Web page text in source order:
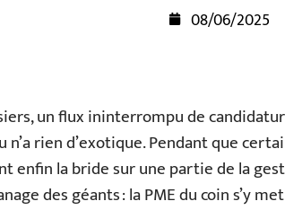
08/06/2025
un flux ininterrompu de
rien d’exotique. Pendant que
enfin la bride sur une partie de la
des géants : la PME du coin s’y